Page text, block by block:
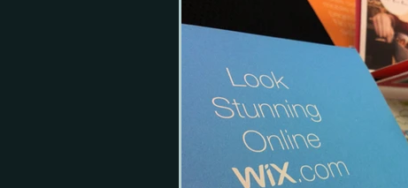
Vastgoed
Experiences - Regulier
Vastgoed Investeren - Ghana